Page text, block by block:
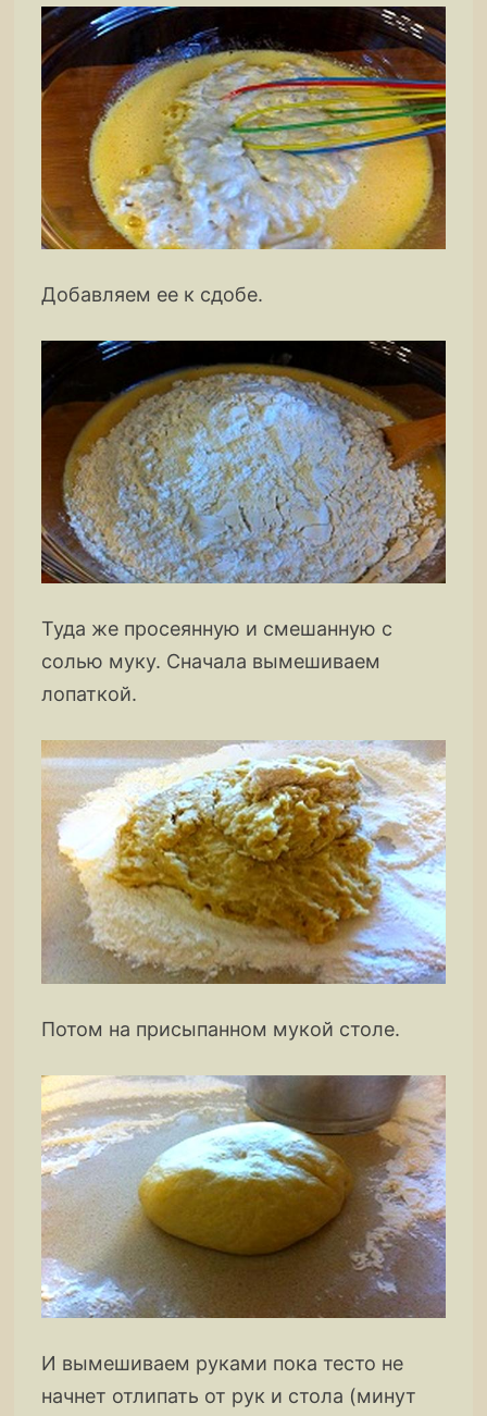
Добавляем ее к сдобе.
Туда же просеянную и смешанную с
солью муку. Сначала вымешиваем
лопаткой.
Потом на присыпанном мукой столе.
И вымешиваем руками пока тесто не
начнет отлипать от рук и стола (минут